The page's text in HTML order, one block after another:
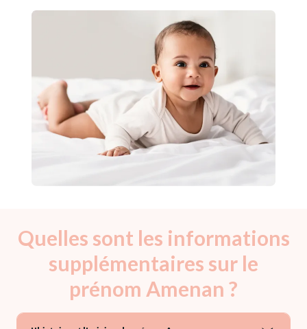
Quelles sont les informations
supplémentaires sur le
prénom Amenan ?